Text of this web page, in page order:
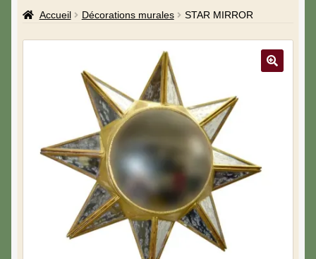
Le Studio
A propos de moi
Blog & Hygge
Accueil Décorations murales STAR MIRROR